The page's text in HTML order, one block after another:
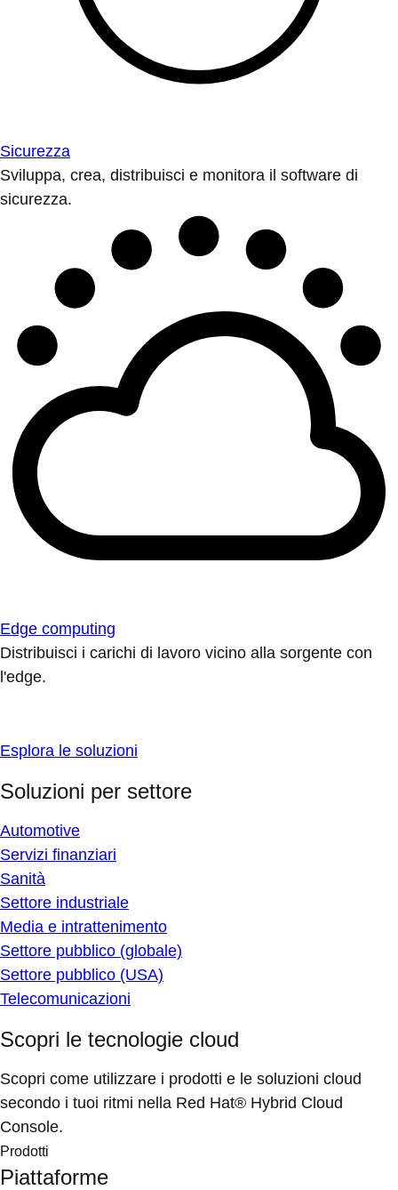
Sicurezza
Sviluppa, crea, distribuisci e monitora il software di
sicurezza.
Edge computing
Distribuisci i carichi di lavoro vicino alla sorgente con
l'edge.
Esplora le soluzioni
Soluzioni per settore
Automotive
Servizi finanziari
Sanità
Settore industriale
Media e intrattenimento
Settore pubblico (globale)
Settore pubblico (USA)
Telecomunicazioni
Scopri le tecnologie cloud
Scopri come utilizzare i prodotti e le soluzioni cloud
secondo i tuoi ritmi nella Red Hat® Hybrid Cloud
Console.
Prodotti
Piattaforme